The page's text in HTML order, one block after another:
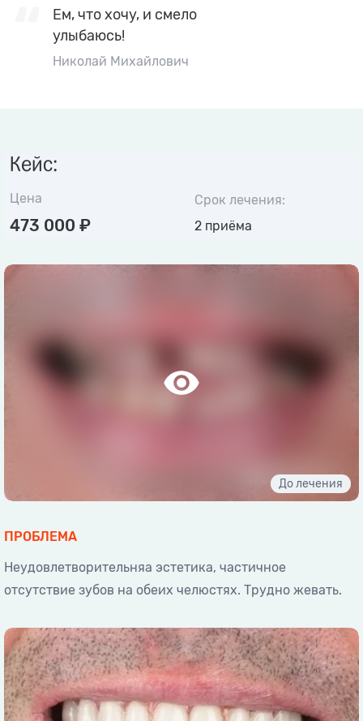
Ем, что хочу, и смело
улыбаюсь!
Николай Михайлович
Кейс:
Цена
473 000 ₽
Срок лечения:
2 приёма
ПРОБЛЕМА
Неудовлетворительняа эстетика, частичное
отсутствие зубов на обеих челюстях. Трудно жевать.